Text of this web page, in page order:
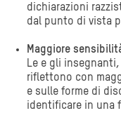
dichiarazioni
dal punto di vista
Maggiore
Le e gli
riflettono con
e sulle forme di
identificare in una